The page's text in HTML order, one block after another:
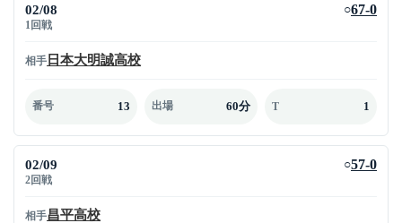
02/08
1回戦
○67-0
相手 日本大明誠高校
番号 13 出場 60分 T 1
02/09
2回戦
○57-0
相手昌平高校